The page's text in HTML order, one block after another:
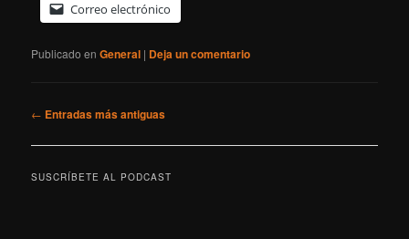
Correo electrónico
Publicado en General | Deja un comentario
Navegación
entradas
← Entradas más antiguas
SUSCRÍBETE AL PODCAST